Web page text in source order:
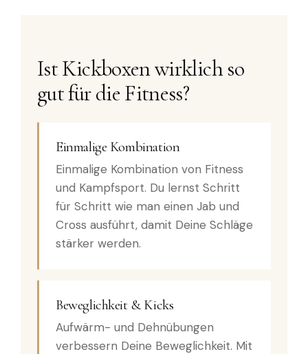
Ist Kickboxen wirklich so
gut für die Fitness?
Einmalige Kombination
Einmalige Kombination von Fitness
und Kampfsport. Du lernst Schritt
für Schritt wie man einen Jab und
Cross ausführt, damit Deine Schläge
stärker werden.
Beweglichkeit & Kicks
Aufwärm- und Dehnübungen
verbessern Deine Beweglichkeit. Mit